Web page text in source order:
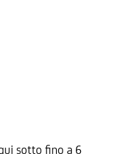
sotto fino a 6